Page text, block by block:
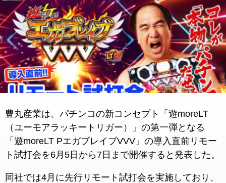
豊丸産業は、パチンコの新コンセプト「遊moreLT
（ユーモアラッキートリガー）」の第一弾となる
「遊moreLT PエガブレイブVVV」の導入直前リモー
ト試打会を6月5日から7日まで開催すると発表した。
同社では4月に先行リモート試打会を実施しており、